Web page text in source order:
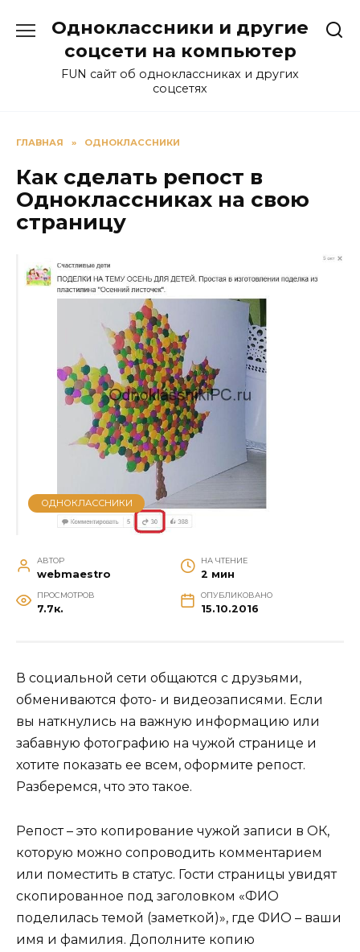
содержанию
Одноклассники и другие
соцсети на компьютер
FUN сайт об одноклассниках и других
соцсетях
ГЛАВНАЯ » ОДНОКЛАССНИКИ
Как сделать репост в
Одноклассниках на свою
страницу
ОДНОКЛАССНИКИ
АВТОР
webmaestro
НА ЧТЕНИЕ
2 мин
ПРОСМОТРОВ
7.7к.
ОПУБЛИКОВАНО
15.10.2016
В социальной сети общаются с друзьями,
обмениваются фото- и видеозаписями. Если
вы наткнулись на важную информацию или
забавную фотографию на чужой странице и
хотите показать ее всем, оформите репост.
Разберемся, что это такое.
Репост – это копирование чужой записи в ОК,
которую можно сопроводить комментарием
или поместить в статус. Гости страницы увидят
скопированное под заголовком «ФИО
поделилась темой (заметкой)», где ФИО – ваши
имя и фамилия. Дополните копию